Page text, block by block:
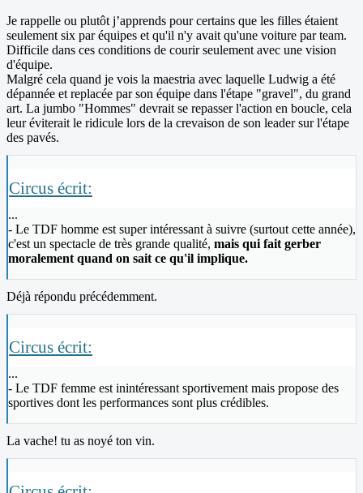
Je rappelle ou plutôt j’apprends pour certains que les filles étaient
seulement six par équipes et qu'il n'y avait qu'une voiture par team.
Difficile dans ces conditions de courir seulement avec une vision
d'équipe.
Malgré cela quand je vois la maestria avec laquelle Ludwig a été
dépannée et replacée par son équipe dans l'étape "gravel", du grand
art. La jumbo "Hommes" devrait se repasser l'action en boucle, cela
leur éviterait le ridicule lors de la crevaison de son leader sur l'étape
des pavés.
Circus écrit:
...
- Le TDF homme est super intéressant à suivre (surtout cette année),
c'est un spectacle de très grande qualité, mais qui fait gerber
moralement quand on sait ce qu'il implique.
Déjà répondu précédemment.
Circus écrit:
...
- Le TDF femme est inintéressant sportivement mais propose des
sportives dont les performances sont plus crédibles.
La vache! tu as noyé ton vin.